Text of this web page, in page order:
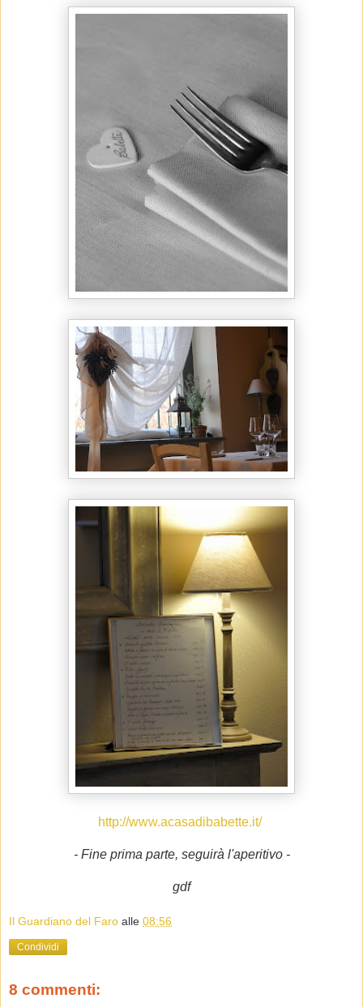
http://www.acasadibabette.it/
- Fine prima parte, seguirà l'aperitivo -
gdf
Il Guardiano del Faro alle 08:56
Condividi
8 commenti: